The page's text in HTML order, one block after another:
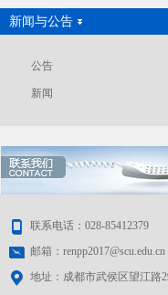
新闻与公告
公告
新闻
联系电话：028-85412379
邮箱：renpp2017@scu.edu.cn
地址：成都市武侯区望江路